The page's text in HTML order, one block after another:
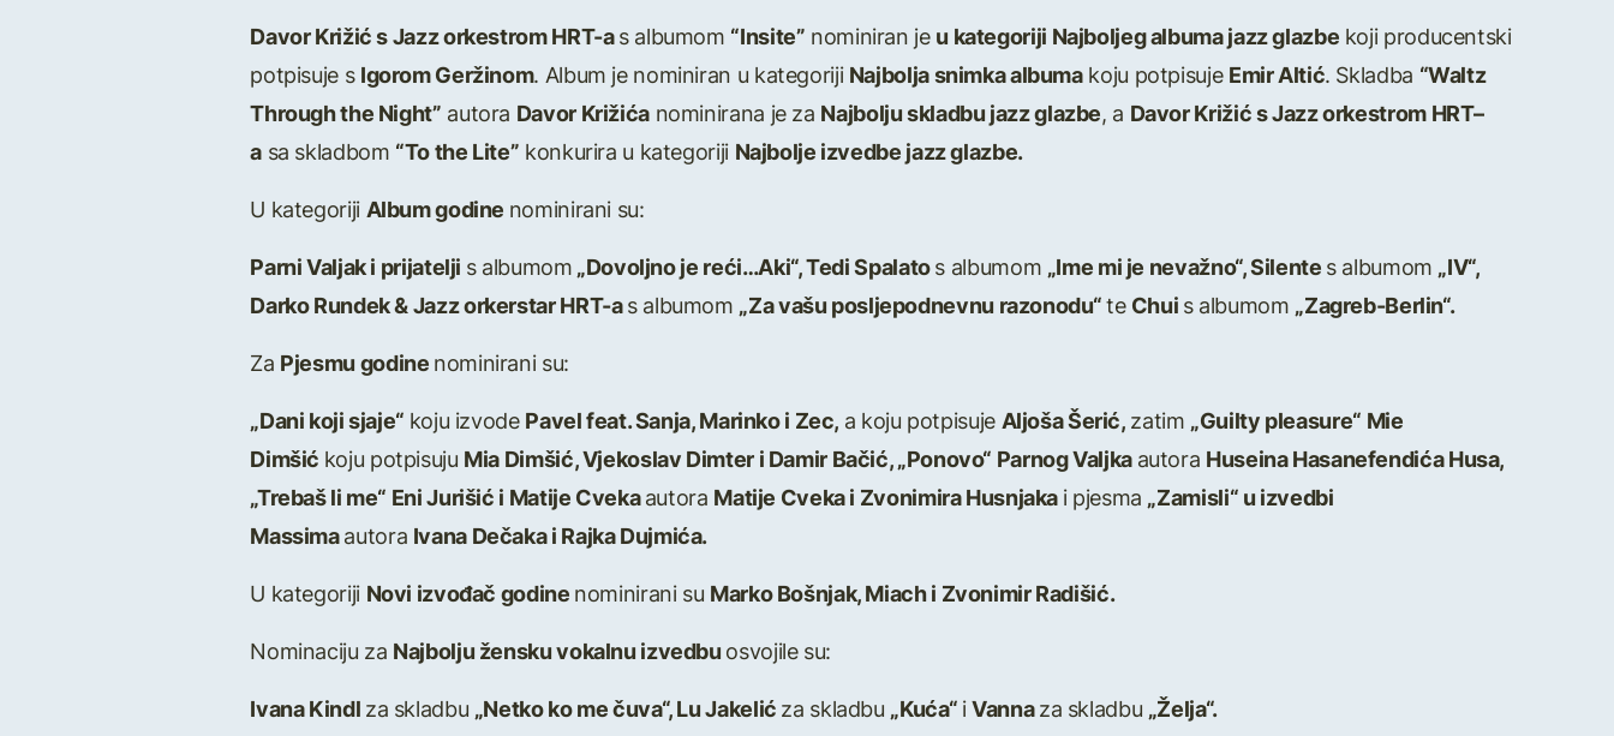
Davor Križić s Jazz orkestrom HRT-as albumom “Insite” nominiran jeu kategoriji Najboljeg albuma jazz glazbe koji producentski
potpisuje sIgorom Geržinom. Album je nominiran u kategorijiNajbolja snimka albumakoju potpisujeEmir Altić. Skladba “Waltz
Through the Night” autora Davor Križićanominirana je za Najbolju skladbu jazz glazbe, a Davor Križić s Jazz orkestrom HRT–
asa skladbom “To the Lite” konkurira u kategoriji Najbolje izvedbe jazz glazbe.
U kategorijiAlbum godine nominirani su:
Parni Valjak i prijatelji s albumom„Dovoljno je reći…Aki“, Tedi Spalatos albumom „Ime mi je nevažno“, Silentes albumom „IV“,
Darko Rundek & Jazz orkerstar HRT-as albumom „Za vašu posljepodnevnu razonodu“teChuis albumom „Zagreb-Berlin“.
Za Pjesmu godinenominirani su:
„Dani koji sjaje“ koju izvodePavel feat. Sanja, Marinko i Zec, a koju potpisujeAljoša Šerić,zatim „Guilty pleasure“ Mie
Dimšić koju potpisuju Mia Dimšić, Vjekoslav Dimter i Damir Bačić, „Ponovo“ Parnog Valjkaautora Huseina Hasanefendića Husa,
„Trebaš li me“ Eni Jurišić i Matije Cvekaautora Matije Cveka i Zvonimira Husnjakai pjesma „Zamisli“ u izvedbi
Massimaautora Ivana Dečaka i Rajka Dujmića.
U kategoriji Novi izvođač godinenominirani su Marko Bošnjak, Miach i Zvonimir Radišić.
Nominaciju za Najbolju žensku vokalnu izvedbuosvojile su:
Ivana Kindlza skladbu „Netko ko me čuva“, Lu Jakelićza skladbu „Kuća“iVannaza skladbu „Želja“.